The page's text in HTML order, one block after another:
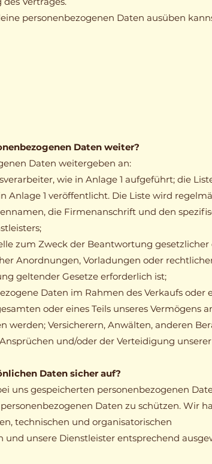
personenbezogenen Daten ausüben
Daten weiter?
Daten weitergeben an:
wie in Anlage 1 aufgeführt; die
Anlage 1 veröffentlicht. Die Liste wird
die Firmenanschrift und den
zum Zweck der Beantwortung gesetzlicher
Anordnungen, Vorladungen oder
geltender Gesetze erforderlich ist;
Daten im Rahmen des Verkaufs oder
oder eines Teils unseres Vermögens
werden; Versicherern, Anwälten, anderen
und/oder der Verteidigung
Daten sicher auf?
uns gespeicherten personenbezogenen
Daten zu schützen. Wir
technischen und organisatorischen
unsere Dienstleister entsprechend